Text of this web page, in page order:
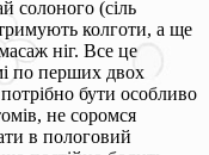
солоного (сіль
колготи, а ще
ніг. Все це
по перших двох
бути особливо
не соромся
в пологовий